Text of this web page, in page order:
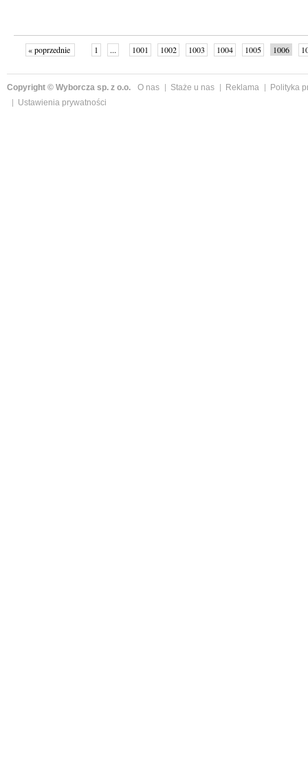
« poprzednie 1 ... 1001 1002 1003 1004 1005 1006
Copyright © Wyborcza sp. z o.o. O nas Staże u nas Reklama
Polityka
Ustawienia prywatności